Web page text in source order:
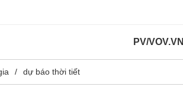
PV/VOV.VN
dự báo thời tiết